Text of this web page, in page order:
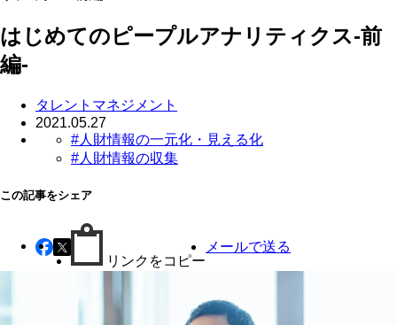
はじめてのピープルアナリティクス-前
編-
タレントマネジメント
2021.05.27
#人財情報の一元化・見える化
#人財情報の収集
この記事をシェア
リンクをコピー
メールで送る